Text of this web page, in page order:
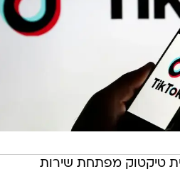
טיקטוק מפתחת שירות